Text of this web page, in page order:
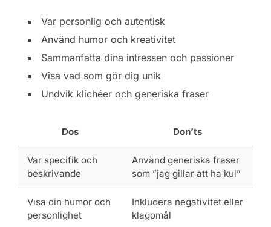
Var personlig och autentisk
Använd humor och kreativitet
Sammanfatta dina intressen och passioner
Visa vad som gör dig unik
Undvik klichéer och generiska fraser
Dos Don’ts
Var specifik och
beskrivande
Använd generiska fraser
som ”jag gillar att ha kul”
Visa din humor och
personlighet
Inkludera negativitet eller
klagomål